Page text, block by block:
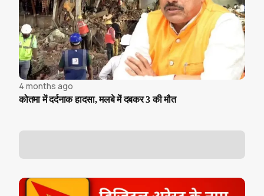
4 months ago
कोतमा में दर्दनाक हादसा, मलबे में दबकर 3 की मौत